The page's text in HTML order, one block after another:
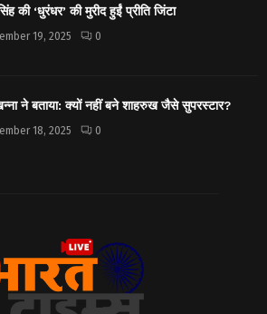
की ‘धुरंधर’ की मुरीद हुईं प्रीति जिंटा
19, 2025 0
ने बताया: क्यों नहीं बने शाहरुख जैसे सुपरस्टार?
18, 2025 0